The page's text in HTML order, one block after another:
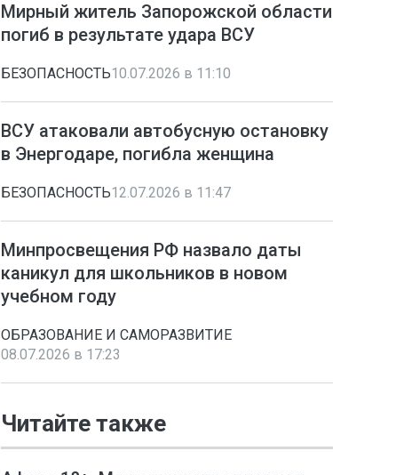
Мирный житель Запорожской области
погиб в результате удара ВСУ
БЕЗОПАСНОСТЬ10.07.2026 в 11:10
ВСУ атаковали автобусную остановку
в Энергодаре, погибла женщина
БЕЗОПАСНОСТЬ12.07.2026 в 11:47
Минпросвещения РФ назвало даты
каникул для школьников в новом
учебном году
ОБРАЗОВАНИЕ И САМОРАЗВИТИЕ
08.07.2026 в 17:23
Читайте также